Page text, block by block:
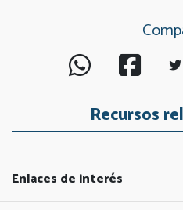
Recursos
Enlaces de interés